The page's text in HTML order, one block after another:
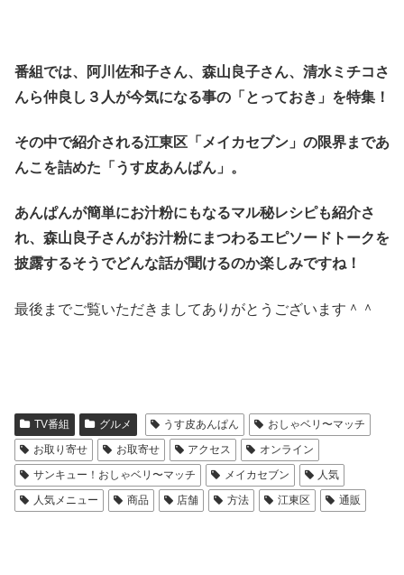
番組では、阿川佐和子さん、森山良子さん、清水ミチコさ
んら仲良し３人が今気になる事の「とっておき」を特集！
その中で紹介される江東区「メイカセブン」の限界まであ
んこを詰めた「うす皮あんぱん」。
あんぱんが簡単にお汁粉にもなるマル秘レシピも紹介さ
れ、森山良子さんがお汁粉にまつわるエピソードトークを
披露するそうでどんな話が聞けるのか楽しみですね！
最後までご覧いただきましてありがとうございます＾＾
TV番組 グルメ うす皮あんぱん
おしゃベリ〜マッチ
お取り寄せ
お取寄せ アクセス
オンライン
サンキュー！おしゃベリ〜マッチ
メイカセブン
人気
人気メニュー
商品 店舗 方法 江東区 通販